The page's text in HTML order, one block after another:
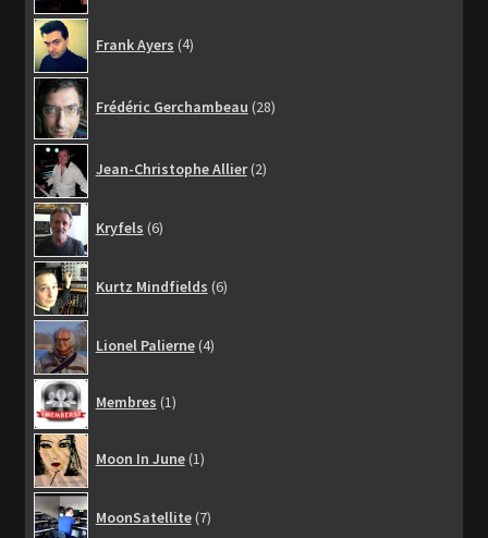
Frank Ayers 4produits
Frédéric Gerchambeau 28produits
Jean-Christophe Allier 2produits
Kryfels 6produits
Kurtz Mindfields 6produits
Lionel Palierne 4produits
Membres 1
produit
Moon In June 1produit
MoonSatellite 7produits